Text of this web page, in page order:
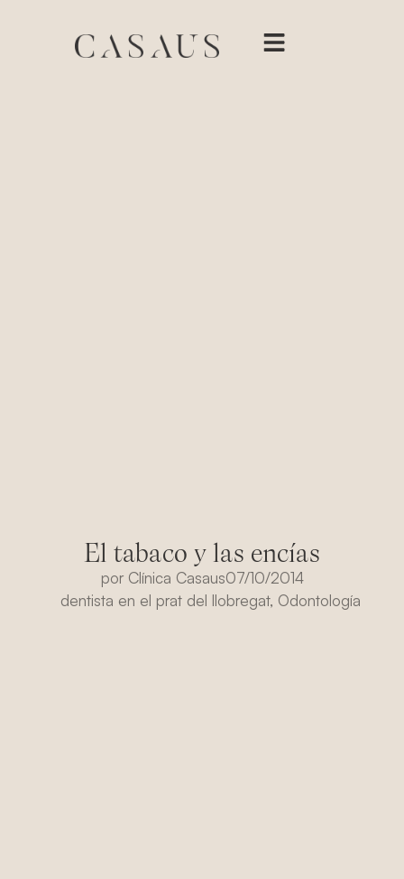
El tabaco y las encías
porClínica Casaus07/10/2014
dentista en el prat del llobregat, Odontología